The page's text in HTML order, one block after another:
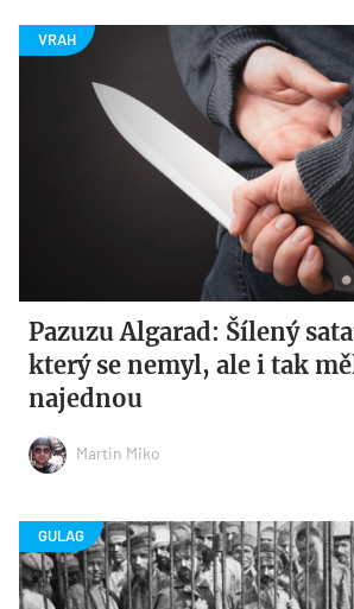
Pazuzu Algarad: Šílený
který se nemyl, ale i tak
najednou
Martin Miko